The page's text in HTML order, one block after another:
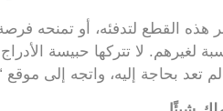
القطع لتدفئه، أو تمنحه فرصة
لغيرهم. لا تتركها حبيسة
تعد بحاجة إليه، واتجه إلى